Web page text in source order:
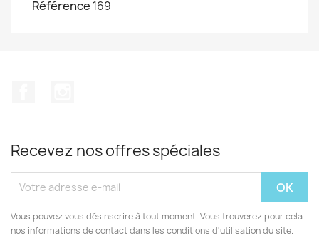
Référence 169
Recevez nos offres spéciales
Vous pouvez vous désinscrire à tout moment. Vous trouverez pour cela
nos informations de contact dans les conditions d'utilisation du site.